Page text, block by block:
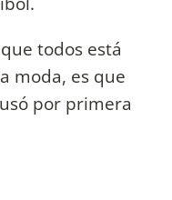
todos está
moda, es que
por primera